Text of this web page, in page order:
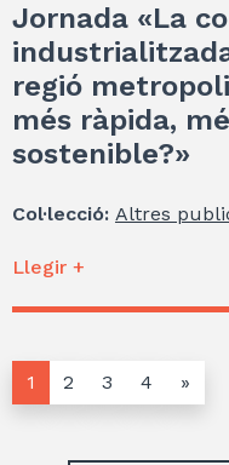
Jornada «La
regió
més ràpida,
sostenible?»
Col·lecció: Altres
Llegir +
1 2 3 4 »